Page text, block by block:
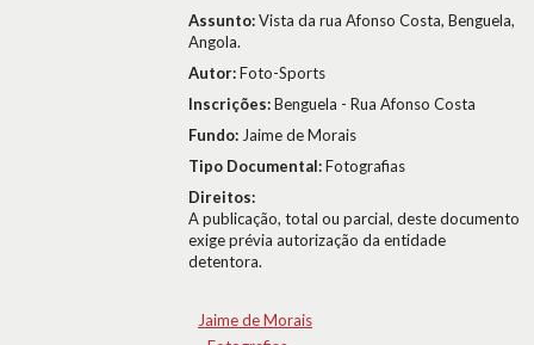
Assunto:Vista da rua Afonso Costa, Benguela,
Angola.
Autor:Foto-Sports
Inscrições:Benguela - Rua Afonso Costa
Fundo: Jaime de Morais
Tipo Documental:Fotografias
Direitos:
A publicação, total ou parcial, deste documento
exige prévia autorização da entidade
detentora.
Jaime de Morais